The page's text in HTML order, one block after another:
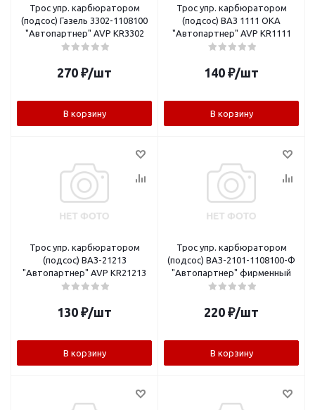
Трос упр. карбюратором
(подсос) Газель 3302-1108100
"Автопартнер" AVP KR3302
270 ₽/шт
В корзину
Трос упр. карбюратором
(подсос) ВАЗ 1111 ОКА
"Автопартнер" AVP KR1111
140 ₽/шт
В корзину
Трос упр. карбюратором
(подсос) ВАЗ-21213
"Автопартнер" AVP KR21213
130 ₽/шт
В корзину
Трос упр. карбюратором
(подсос) ВАЗ-2101-1108100-Ф
"Автопартнер" фирменный
220 ₽/шт
В корзину